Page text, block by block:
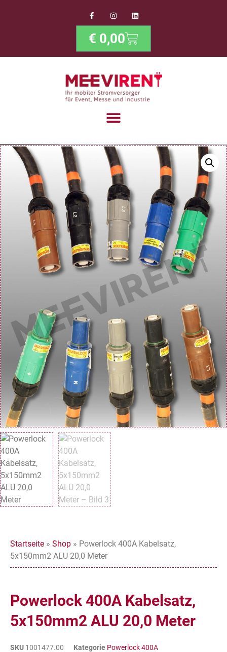
€ 0,00
Startseite » Shop » Powerlock 400A Kabelsatz,
5x150mm2 ALU 20,0 Meter
Powerlock 400A Kabelsatz,
5x150mm2 ALU 20,0 Meter
SKU 1001477.00 Kategorie Powerlock 400A